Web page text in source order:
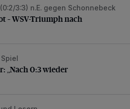
– WSV-Triumph nach
3:3) n.E. gegen Schonnebeck
– WSV-Triumph nach
„Nach 0:3 wieder aufgestanden“
„Nach 0:3 wieder